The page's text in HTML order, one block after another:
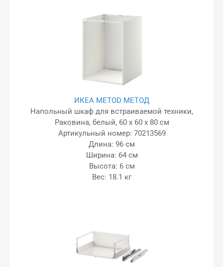
ИКЕА METOD МЕТОД
Напольный шкаф для встраиваемой техники,
Раковина, белый, 60 x 60 x 80 см
Артикульный номер: 70213569
Длина: 96 см
Ширина: 64 см
Высота: 6 см
Вес: 18.1 кг